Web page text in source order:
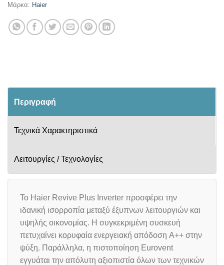
Μάρκα: Haier
Περιγραφή
Τεχνικά Χαρακτηριστικά
Λειτουργίες / Τεχνολογίες
Το Haier Revive Plus Inverter προσφέρει την
ιδανική ισορροπία μεταξύ έξυπνων λειτουργιών και
υψηλής οικονομίας. Η συγκεκριμένη συσκευή
πετυχαίνει κορυφαία ενεργειακή απόδοση A++ στην
ψύξη. Παράλληλα, η πιστοποίηση Eurovent
εγγυάται την απόλυτη αξιοπιστία όλων των τεχνικών